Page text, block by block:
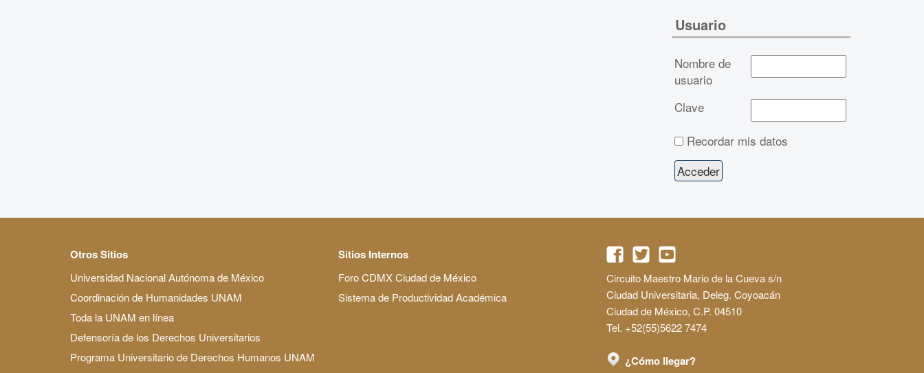
Usuario
Nombre de
usuario
Clave
Recordar mis datos
Otros Sitios
Universidad Nacional Autónoma de México
Coordinación de Humanidades UNAM
Toda la UNAM en línea
Defensoría de los Derechos Universitarios
Programa Universitario de Derechos Humanos UNAM
Sitios Internos
Foro CDMX Ciudad de México
Sistema de Productividad Académica
Circuito Maestro Mario de la Cueva s/n
Ciudad Universitaria, Deleg. Coyoacán
Ciudad de México, C.P. 04510
Tel. +52(55)5622 7474
¿Cómo llegar?